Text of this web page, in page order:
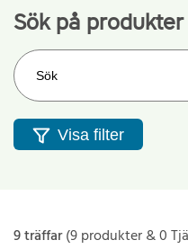
Sök på
Sök på webbplatsen
Visa filter
9 träffar(9 produkter & 0